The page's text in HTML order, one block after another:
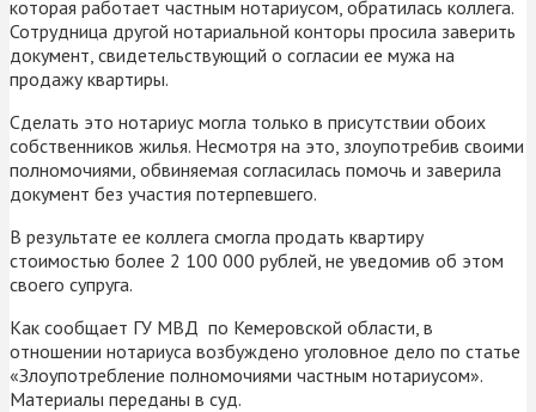
которая работает частным нотариусом, обратилась коллега.
Сотрудница другой нотариальной конторы просила заверить
документ, свидетельствующий о согласии ее мужа на
продажу квартиры.
Сделать это нотариус могла только в присутствии обоих
собственников жилья. Несмотря на это, злоупотребив своими
полномочиями, обвиняемая согласилась помочь и заверила
документ без участия потерпевшего.
В результате ее коллега смогла продать квартиру
стоимостью более 2 100 000 рублей, не уведомив об этом
своего супруга.
Как сообщает ГУ МВД по Кемеровской области, в
отношении нотариуса возбуждено уголовное дело по статье
«Злоупотребление полномочиями частным нотариусом».
Материалы переданы в суд.